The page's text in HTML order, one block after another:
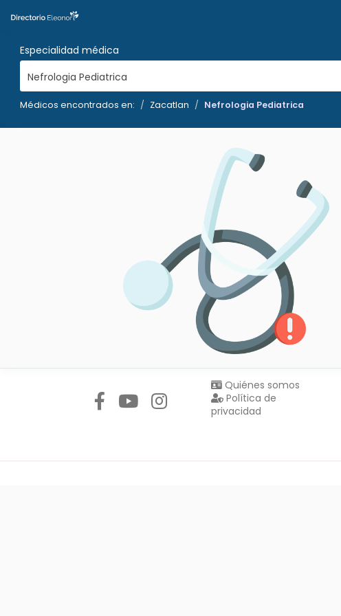
Especialidad médica
Nefrologia Pediatrica
Médicos encontrados en: Zacatlan Nefrologia Pediatrica
Quiénes somos
Política de
privacidad